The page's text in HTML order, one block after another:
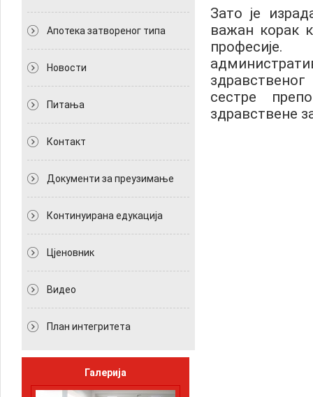
Апотека затвореног типа
Новости
Питања
Контакт
Документи за преузимање
Континуирана едукација
Цјеновник
Видео
План интегритета
Галерија
Зато је
важан корак
сестре
здравствене